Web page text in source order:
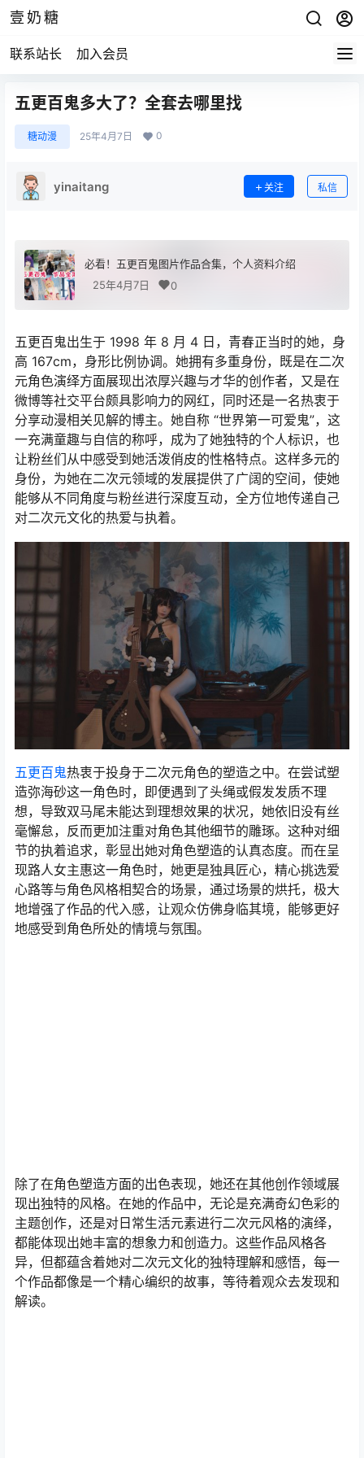
壹奶糖
联系站长 加入会员
五更百鬼多大了？全套去哪里找
糖动漫 25年4月7日 0
yinaitang 关注 私信
必看！五更百鬼图片作品合集，个人资料介绍
25年4月7日
0
五更百鬼出生于 1998 年 8 月 4 日，青春正当时的她，身
高 167cm，身形比例协调。她拥有多重身份，既是在二次
元角色演绎方面展现出浓厚兴趣与才华的创作者，又是在
微博等社交平台颇具影响力的网红，同时还是一名热衷于
分享动漫相关见解的博主。她自称 “世界第一可爱鬼”，这
一充满童趣与自信的称呼，成为了她独特的个人标识，也
让粉丝们从中感受到她活泼俏皮的性格特点。这样多元的
身份，为她在二次元领域的发展提供了广阔的空间，使她
能够从不同角度与粉丝进行深度互动，全方位地传递自己
对二次元文化的热爱与执着。​
五更百鬼热衷于投身于二次元角色的塑造之中。在尝试塑
造弥海砂这一角色时，即便遇到了头绳或假发发质不理
想，导致双马尾未能达到理想效果的状况，她依旧没有丝
毫懈怠，反而更加注重对角色其他细节的雕琢。这种对细
节的执着追求，彰显出她对角色塑造的认真态度。而在呈
现路人女主惠这一角色时，她更是独具匠心，精心挑选爱
心路等与角色风格相契合的场景，通过场景的烘托，极大
地增强了作品的代入感，让观众仿佛身临其境，能够更好
地感受到角色所处的情境与氛围。​
除了在角色塑造方面的出色表现，她还在其他创作领域展
现出独特的风格。在她的作品中，无论是充满奇幻色彩的
主题创作，还是对日常生活元素进行二次元风格的演绎，
都能体现出她丰富的想象力和创造力。这些作品风格各
异，但都蕴含着她对二次元文化的独特理解和感悟，每一
个作品都像是一个精心编织的故事，等待着观众去发现和
解读。​